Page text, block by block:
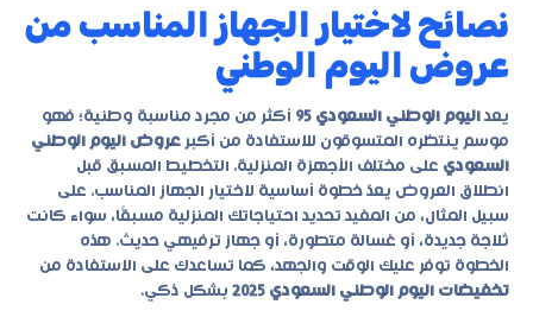
نصائح لاختيار الجهاز المناسب من
عروض اليوم الوطني
يعد اليوم الوطني السعودي 95
أكثر من مجرد مناسبة وطنية؛ فهو
موسم ينتظره المتسوقون للاستفادة من أكبر عروض اليوم الوطني
السعودي على مختلف الأجهزة المنزلية. التخطيط المسبق قبل
انطلاق العروض يعدّ خطوة أساسية لاختيار الجهاز المناسب. على
سبيل المثال، من المفيد تحديد احتياجاتك المنزلية مسبقًا، سواء كانت
ثلاجة جديدة، أو غسالة متطورة، أو جهاز ترفيهي حديث. هذه
الخطوة توفر عليك الوقت والجهد، كما تساعدك على الاستفادة من
تخفيضات اليوم الوطني السعودي 2025
بشكل ذكي.